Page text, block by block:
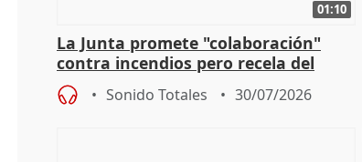
01:10
La Junta promete "colaboración"
contra incendios pero recela del
pacto de Estado de Sánchez
Sonido Totales 30/07/2026